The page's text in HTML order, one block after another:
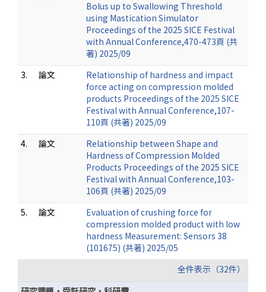
Bolus up to Swallowing Threshold
using Mastication Simulator
Proceedings of the 2025 SICE Festival
with Annual Conference,470-473頁 (共
著) 2025/09
3.
論文
Relationship of hardness and impact
force acting on compression molded
products Proceedings of the 2025 SICE
Festival with Annual Conference,107-
110頁 (共著) 2025/09
4.
論文
Relationship between Shape and
Hardness of Compression Molded
Products Proceedings of the 2025 SICE
Festival with Annual Conference,103-
106頁 (共著) 2025/09
5.
論文
Evaluation of crushing force for
compression molded product with low
hardness Measurement: Sensors 38
(101675) (共著) 2025/05
全件表示（32件）